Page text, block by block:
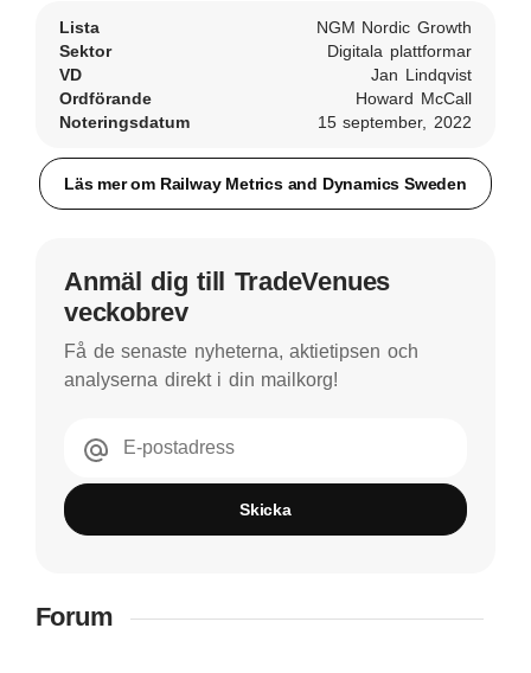
Lista
NGM Nordic Growth
Sektor
Digitala plattformar
VD
Jan Lindqvist
Ordförande
Howard McCall
Noteringsdatum
15 september, 2022
Läs mer om Railway Metrics and Dynamics Sweden
Anmäl dig till TradeVenues
veckobrev
Få de senaste nyheterna, aktietipsen och
analyserna direkt i din mailkorg!
E-postadress
Skicka
Forum